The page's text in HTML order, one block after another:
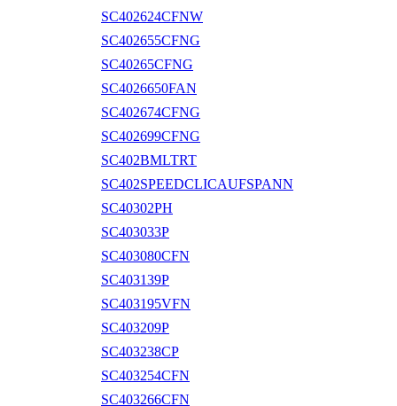
SC402624CFNW
SC402655CFNG
SC40265CFNG
SC4026650FAN
SC402674CFNG
SC402699CFNG
SC402BMLTRT
SC402SPEEDCLICAUFSPANN
SC40302PH
SC403033P
SC403080CFN
SC403139P
SC403195VFN
SC403209P
SC403238CP
SC403254CFN
SC403266CFN